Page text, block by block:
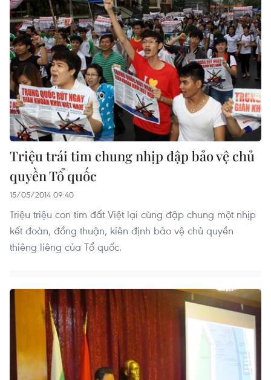
Triệu trái tim chung nhịp đập bảo vệ chủ
quyền Tổ quốc
15/05/2014 09:40
Triệu triệu con tim đất Việt lại cùng đập chung một nhịp
kết đoàn, đồng thuận, kiên định bảo vệ chủ quyền
thiêng liêng của Tổ quốc.